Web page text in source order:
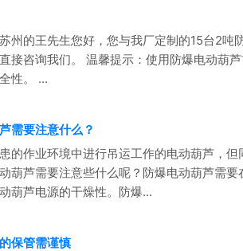
州的王先生您好，您与我厂定制的15台2吨
接咨询我们。 温馨提示：使用防爆电动葫
性。 ...
需要注意什么？
的作业环境中进行吊运工作的电动葫芦，
葫芦需要注意些什么呢？防爆电动葫芦需
葫芦电源的干燥性。防爆...
保管需谨慎